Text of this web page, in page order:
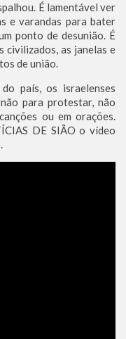
É lamentável ver
e varandas para bater
ponto de desunião. É
civilizados, as janelas e
de união.
país, os israelenses
para protestar, não
ou em orações.
DE SIÃO o vídeo